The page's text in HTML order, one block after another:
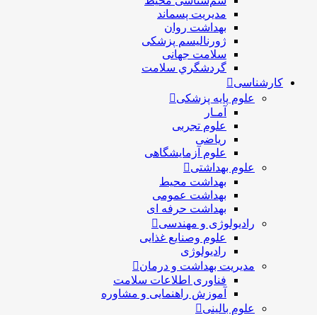
مدیریت پسماند
بهداشت روان
ژورنالیسم پزشکی
سلامت جهانی
گردشگري سلامت
کارشناسی
علوم پایه پزشکی
آمـار
علوم تجربی
ریاضی
علوم آزمایشگاهی
علوم بهداشتی
بهداشت محیط
بهداشت عمومی
بهداشت حرفه ای
رادیولوژی و مهندسی
علوم وصنایع غذایی
رادیولوژی
مدیریت بهداشت و درمان
فناوری اطلاعات سلامت
آموزش راهنمایی و مشاوره
علوم بالینی